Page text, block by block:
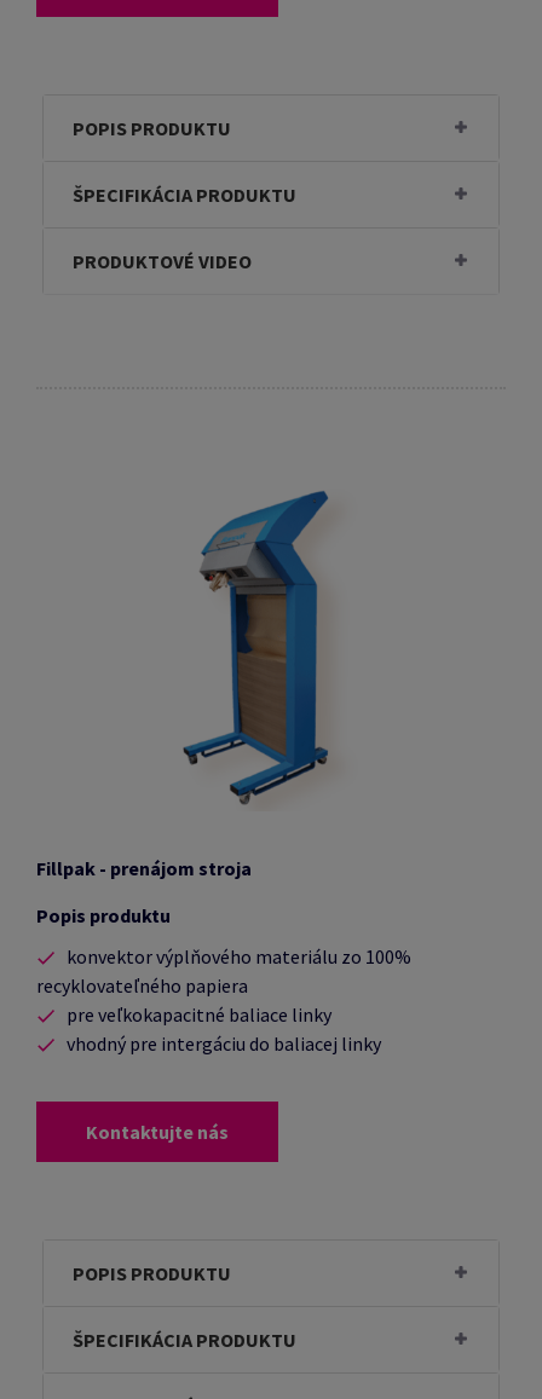
POPIS PRODUKTU
ŠPECIFIKÁCIA PRODUKTU
PRODUKTOVÉ VIDEO
Fillpak - prenájom stroja
Popis produktu
konvektor výplňového materiálu zo 100%
recyklovateľného papiera
pre veľkokapacitné baliace linky
vhodný pre intergáciu do baliacej linky
Kontaktujte nás
POPIS PRODUKTU
ŠPECIFIKÁCIA PRODUKTU